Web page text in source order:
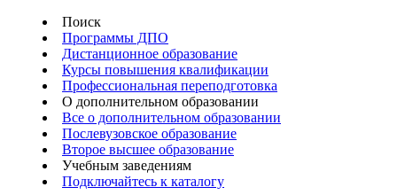
Поиск
Программы ДПО
Дистанционное образование
Курсы повышения квалификации
Профессиональная переподготовка
О дополнительном образовании
Все о дополнительном образовании
Послевузовское образование
Второе высшее образование
Учебным заведениям
Подключайтесь к каталогу